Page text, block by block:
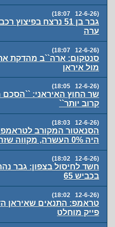
(12-6-26 18:07)
ערה
(12-6-26 18:07)
סנטקום: ארה``ב מהדקת
מול איראן
(12-6-26 18:05)
שר החוץ האיראני: ``הסכם
קרוב יותר``
(12-6-26 18:03)
הסנאטור המקורב
היה 0% העשרה, מקווה שזה עדיין המצב"
(12-6-26 18:02)
חשד לחיסול בצפון: גבר
בכביש 65
(12-6-26 18:02)
טראמפ: התנאים שאיראן
פייק מוחלט